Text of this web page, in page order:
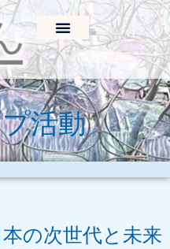
活動
の次世代と未来